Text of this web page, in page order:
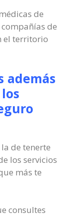
de
de
el territorio
además
de tenerte
los servicios
más te
consultes